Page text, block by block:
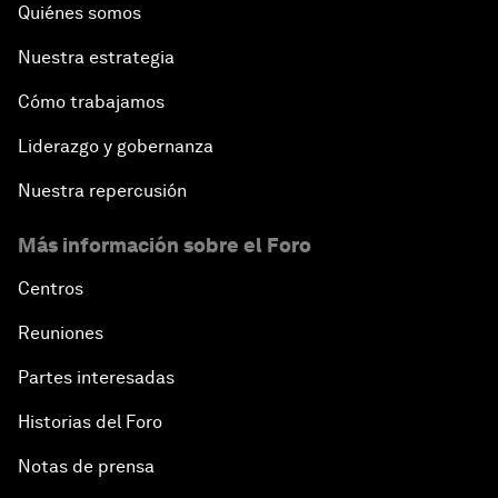
Quiénes somos
Nuestra estrategia
Cómo trabajamos
Liderazgo y gobernanza
Nuestra repercusión
Más información sobre el Foro
Centros
Reuniones
Partes interesadas
Historias del Foro
Notas de prensa